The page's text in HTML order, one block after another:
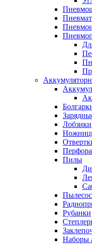
Лобзики
Пилы
Рубанки
Наборы